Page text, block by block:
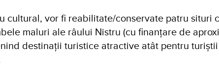
cultural, vor fi reabilitate/conservate patru situri
maluri ale râului Nistru (cu finanțare de
destinații turistice atractive atât pentru turiștii